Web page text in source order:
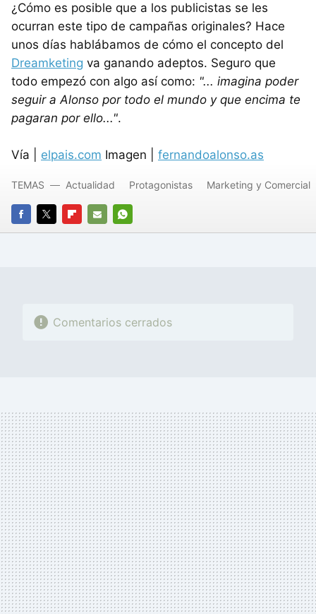
¿Cómo es posible que a los publicistas se les
ocurran este tipo de campañas originales? Hace
unos días hablábamos de cómo el concepto del
Dreamketing va ganando adeptos. Seguro que
todo empezó con algo así como: "... imagina poder
seguir a Alonso por todo el mundo y que encima te
pagaran por ello...".
Vía | elpais.com Imagen | fernandoalonso.as
FACEBOOK
TWITTERFLIPBOARD
E-
WHATSAPP
TEMAS Actualidad Protagonistas Marketing y Comercial
Comentarios cerrados